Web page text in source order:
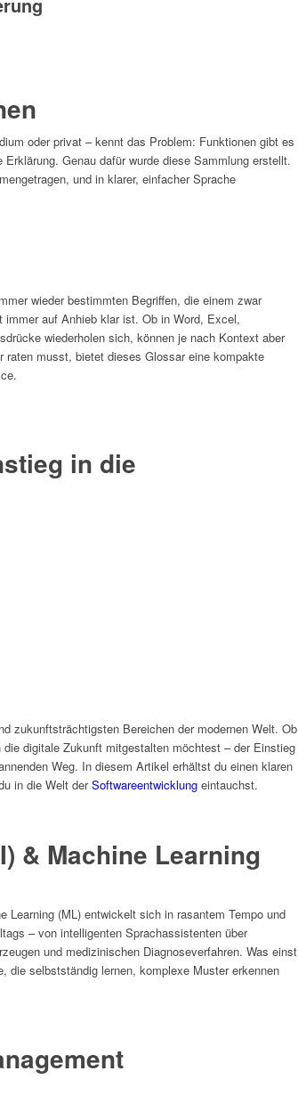
oder privat – kennt das Problem: Funktionen gibt es
Genau dafür wurde diese Sammlung erstellt.
und in klarer, einfacher Sprache
wieder bestimmten Begriffen, die einem zwar
auf Anhieb klar ist. Ob in Word, Excel,
wiederholen sich, können je nach Kontext aber
musst, bietet dieses Glossar eine kompakte
in die
zukunftsträchtigsten Bereichen der modernen Welt. Ob
digitale Zukunft mitgestalten möchtest – der Einstieg
Weg. In diesem Artikel erhältst du einen klaren
in die Welt derSoftwareentwicklung eintauchst.
& Machine Learning
Learning (ML) entwickelt sich in rasantem Tempo und
– von intelligenten Sprachassistenten über
und medizinischen Diagnoseverfahren. Was einst
selbstständig lernen, komplexe Muster erkennen